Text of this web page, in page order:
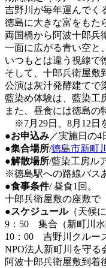
吉野川が毎年運んでく
徳島に大きな富をもた
両国橋から阿波十郎兵
一面に広がる青い空と
いつもとは違う視線で
そして、十郎兵衛屋敷
公演は灰汁発酵建てで
藍染め体験は、藍染工
また、昼食には徳島の
※7月29日、8月12日
●お申込み／実施日の4
●集合場所/徳島市新町
●解散場所/藍染工房ル
※徳島駅への路線バス
●食事条件/ 昼食1回。
十郎兵衛屋敷の座敷で
●スケジュール（天候
9：50 集合（新町川水
10：00 吉野川クルー
NPO法人新町川を守る
阿波十郎兵衛屋敷到着